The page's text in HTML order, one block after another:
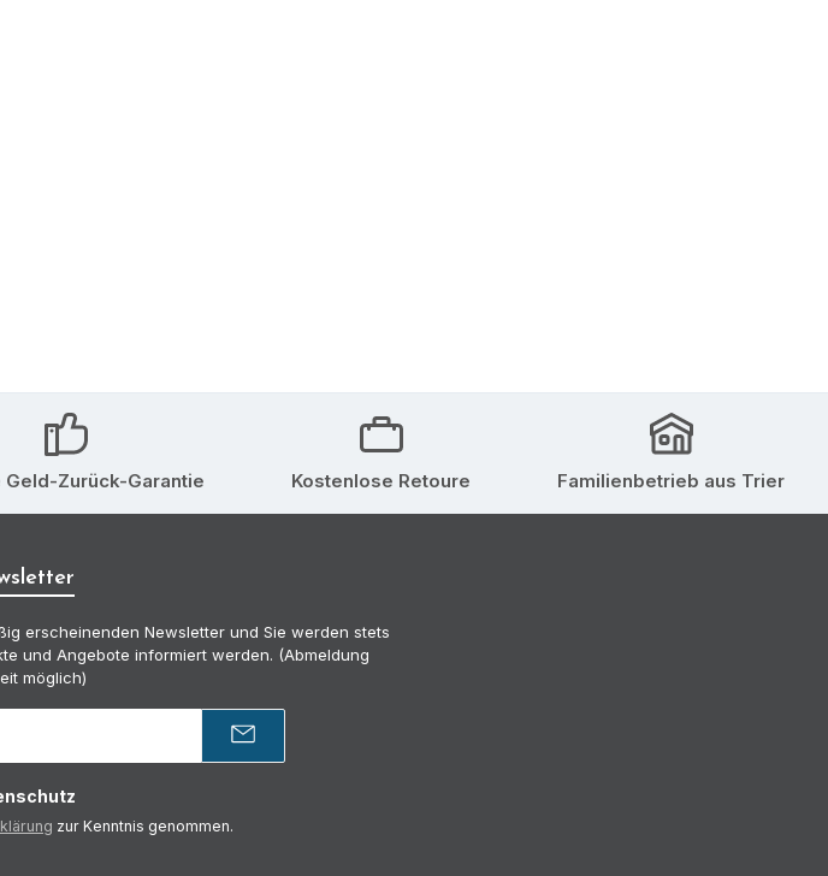
Geld-Zurück-Garantie Kostenlose Retoure Familienbetrieb aus Trier
erscheinenden Newsletter und Sie werden stets
und Angebote informiert werden. (Abmeldung
möglich)
zur Kenntnis genommen.